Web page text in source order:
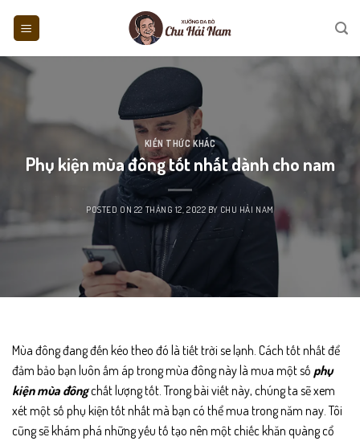
KIẾN THỨC KHÁC
Phụ kiện mùa đông tốt nhất dành cho nam
POSTED ON 22 THÁNG 12, 2022 BY CHU HẢI NAM
Mùa đông đang đến kéo theo đó là tiết trời se lạnh. Cách tốt nhất để
đảm bảo bạn luôn ấm áp trong mùa đông này là mua một số phụ
kiện mùa đôngchất lượng tốt. Trong bài viết này, chúng ta sẽ xem
xét một số phụ kiện tốt nhất mà bạn có thể mua trong năm nay. Tôi
cũng sẽ khám phá những yếu tố tạo nên một chiếc khăn quàng cổ